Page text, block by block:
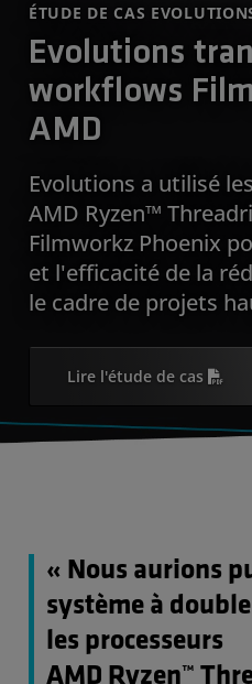
ÉTUDE DE CAS
Evolutions
workflows
AMD
Evolutions a utilisé
AMD Ryzen™
Filmworkz Phoenix
et l'efficacité de la
le cadre de projets
Lire l'étude de cas
« Nous aurions
système à
les processeurs
AMD Ryzen™